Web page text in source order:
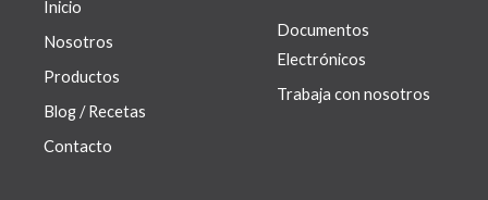
Inicio
Nosotros
Productos
Blog / Recetas
Contacto
Documentos
Electrónicos
Trabaja con nosotros